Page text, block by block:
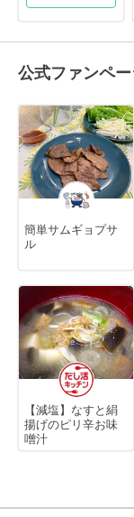
公式ファンペ
簡単サムギョプサ
ル
【減塩】なすと絹
揚げのピリ辛お味
噌汁